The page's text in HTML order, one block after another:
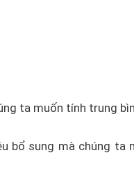
ta muốn tính trung
bổ sung mà chúng ta